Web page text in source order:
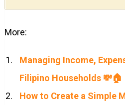
More:
Managing Income,
Filipino Households 💸🏠
How to Create a Simple